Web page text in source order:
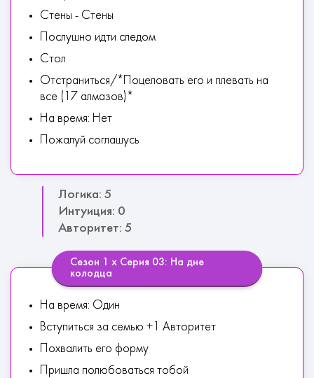
Стены - Стены
Послушно идти следом
Стол
Отстраниться/*Поцеловать его и плевать на
все (17 алмазов)*
На время: Нет
Пожалуй соглашусь
Логика: 5
Интуиция: 0
Авторитет: 5
Сезон 1 х Серия 03: На дне
колодца
На время: Один
Вступиться за семью +1 Авторитет
Похвалить его форму
Пришла полюбоваться тобой